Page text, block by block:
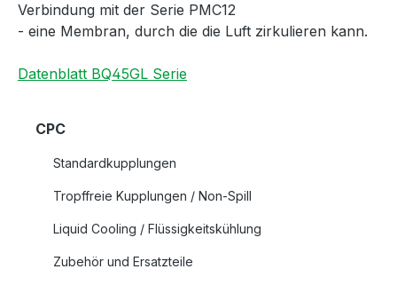
Verbindung mit der Serie PMC12
- eine Membran, durch die die Luft zirkulieren kann.
Datenblatt BQ45GL Serie
CPC
Standardkupplungen
Tropffreie Kupplungen / Non-Spill
Liquid Cooling / Flüssigkeitskühlung
Zubehör und Ersatzteile